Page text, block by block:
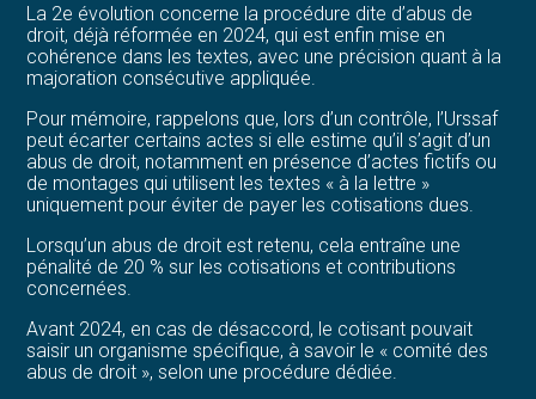
La 2e évolution concerne la procédure dite d’abus de
droit, déjà réformée en 2024, qui est enfin mise en
cohérence dans les textes, avec une précision quant à la
majoration consécutive appliquée.
Pour mémoire, rappelons que, lors d’un contrôle, l’Urssaf
peut écarter certains actes si elle estime qu’il s’agit d’un
abus de droit, notamment en présence d’actes fictifs ou
de montages qui utilisent les textes « à la lettre »
uniquement pour éviter de payer les cotisations dues.
Lorsqu’un abus de droit est retenu, cela entraîne une
pénalité de 20 % sur les cotisations et contributions
concernées.
Avant 2024, en cas de désaccord, le cotisant pouvait
saisir un organisme spécifique, à savoir le « comité des
abus de droit », selon une procédure dédiée.